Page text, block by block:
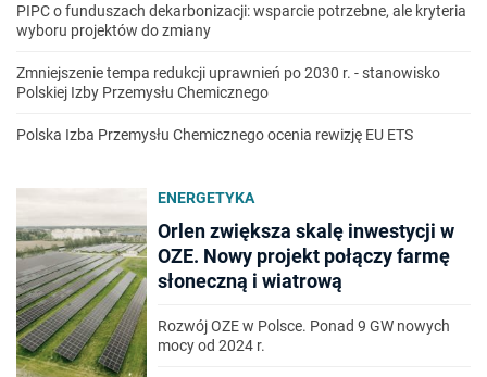
PIPC o funduszach dekarbonizacji: wsparcie potrzebne, ale kryteria
wyboru projektów do zmiany
Zmniejszenie tempa redukcji uprawnień po 2030 r. - stanowisko
Polskiej Izby Przemysłu Chemicznego
Polska Izba Przemysłu Chemicznego ocenia rewizję EU ETS
ENERGETYKA
Orlen zwiększa skalę inwestycji w
OZE. Nowy projekt połączy farmę
słoneczną i wiatrową
Rozwój OZE w Polsce. Ponad 9 GW nowych
mocy od 2024 r.